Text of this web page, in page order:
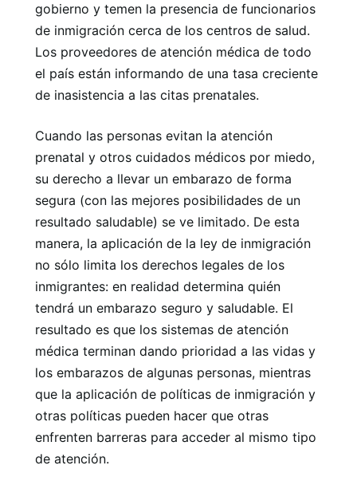
gobierno y temen la presencia de funcionarios
de inmigración cerca de los centros de salud.
Los proveedores de atención médica de todo
el país están informando de una tasa creciente
de inasistencia a las citas prenatales.
Cuando las personas evitan la atención
prenatal y otros cuidados médicos por miedo,
su derecho a llevar un embarazo de forma
segura (con las mejores posibilidades de un
resultado saludable) se ve limitado. De esta
manera, la aplicación de la ley de inmigración
no sólo limita los derechos legales de los
inmigrantes: en realidad determina quién
tendrá un embarazo seguro y saludable. El
resultado es que los sistemas de atención
médica terminan dando prioridad a las vidas y
los embarazos de algunas personas, mientras
que la aplicación de políticas de inmigración y
otras políticas pueden hacer que otras
enfrenten barreras para acceder al mismo tipo
de atención.